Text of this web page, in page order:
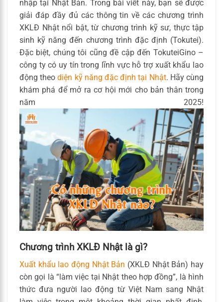
nhập tại Nhật Bản. Trong bài viết này, bạn sẽ được
giải đáp đầy đủ các thông tin về các chương trình
XKLĐ Nhật nổi bật, từ chương trình kỹ sư, thực tập
sinh kỹ năng đến chương trình đặc định (Tokutei).
Đặc biệt, chúng tôi cũng đề cập đến TokuteiGino –
công ty có uy tín trong lĩnh vực hỗ trợ xuất khẩu lao
động theodiện kỹ năng đặc định tại Nhật. Hãy cùng
khám phá để mở ra cơ hội mới cho bản thân trong
năm 2025!
Chương trình XKLĐ Nhật là gì?
Xuất khẩu lao động Nhật Bản (XKLĐ Nhật Bản) hay
còn gọi là “làm việc tại Nhật theo hợp đồng”, là hình
thức đưa người lao động từ Việt Nam sang Nhật